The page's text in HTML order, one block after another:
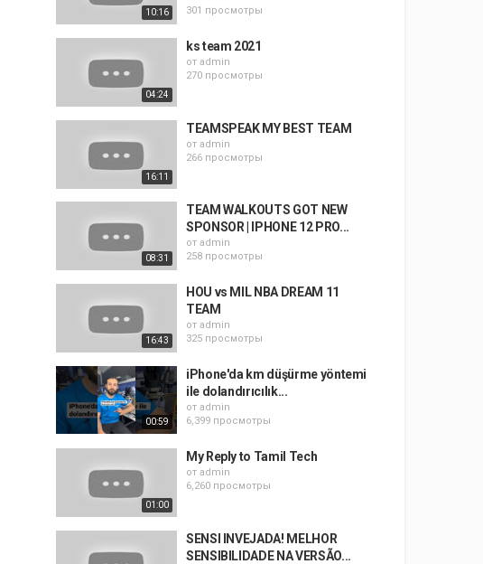
10:16
301 просмотры
04:24
ks team 2021
от admin
270 просмотры
16:11
TEAMSPEAK MY BEST TEAM
от admin
266 просмотры
08:31
TEAM WALKOUTS GOT NEW
SPONSOR | IPHONE 12 PRO...
от admin
258 просмотры
16:43
HOU vs MIL NBA DREAM 11
TEAM
от admin
325 просмотры
00:59
iPhone'da km düşürme yöntemi
ile dolandırıcılık...
от admin
6,399 просмотры
01:00
My Reply to Tamil Tech
от admin
6,260 просмотры
SENSI INVEJADA! MELHOR
SENSIBILIDADE NA VERSÃO...